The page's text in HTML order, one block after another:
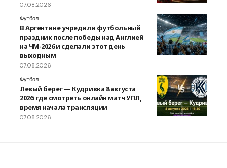
07.08.2026
Футбол
В Аргентине учредили футбольный
праздник после победы над Англией
на ЧМ-2026 и сделали этот день
выходным
07.08.2026
Футбол
Левый берег — Кудривка 8 августа
2026: где смотреть онлайн матч УПЛ,
время начала трансляции
07.08.2026